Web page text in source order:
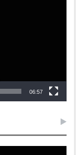
06:57